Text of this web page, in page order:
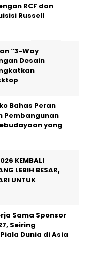
RCF dan
Russell
“3-Way
Desain
Bahas Peran
Pembangunan
yang
KEMBALI
LEBIH BESAR,
UNTUK
Sama Sponsor
Seiring
Dunia di Asia